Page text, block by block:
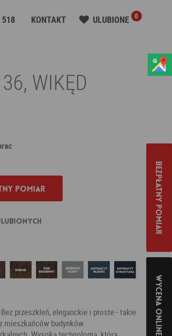
KONTAKT ULUBIONE 0
WIKĘD
pomiar
przeszkleń, eleganckie i proste - takie
mieszkańców budynków
Bezpłatny pomiar
Wycena online